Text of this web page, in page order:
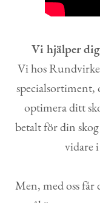
Vi hjälper
Vi hos
specialsortiment,
optimera ditt
betalt för din
vidare
Men, med oss får